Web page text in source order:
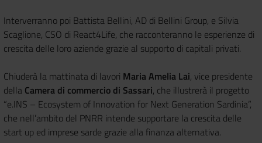
Interverranno poi Battista Bellini, AD di Bellini Group, e Silvia
Scaglione, CSO di React4Life, che racconteranno le esperienze di
crescita delle loro aziende grazie al supporto di capitali privati.
Chiuderà la mattinata di lavori Maria Amelia Lai, vice presidente
della Camera di commercio di Sassari, che illustrerà il progetto
“e.INS – Ecosystem of Innovation for Next Generation Sardinia”,
che nell’ambito del PNRR intende supportare la crescita delle
start up ed imprese sarde grazie alla finanza alternativa.